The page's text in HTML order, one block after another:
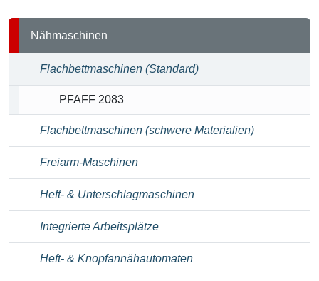
Nähmaschinen
Flachbettmaschinen (Standard)
PFAFF 2083
Flachbettmaschinen (schwere Materialien)
Freiarm-Maschinen
Heft- & Unterschlagmaschinen
Integrierte Arbeitsplätze
Heft- & Knopfannähautomaten